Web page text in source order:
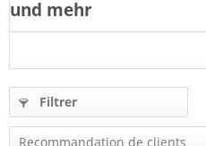
und mehr
Filtrer